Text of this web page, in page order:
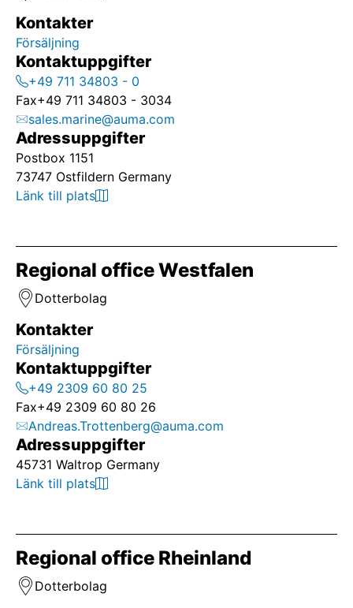
Kontakter
Försäljning
Kontaktuppgifter
+49 711 34803 - 0
Fax+49 711 34803 - 3034
sales.marine@auma.com
Adressuppgifter
Postbox 1151
73747 Ostfildern Germany
Länk till plats
Regional office Westfalen
Dotterbolag
Kontakter
Försäljning
Kontaktuppgifter
+49 2309 60 80 25
Fax+49 2309 60 80 26
Andreas.Trottenberg@auma.com
Adressuppgifter
45731 Waltrop Germany
Länk till plats
Regional office Rheinland
Dotterbolag